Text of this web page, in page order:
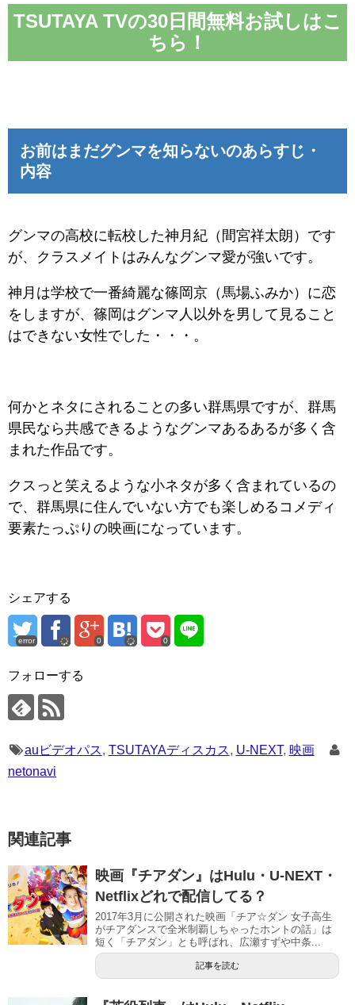
TSUTAYA TVの30日間無料お試しはこ
ちら！
お前はまだグンマを知らないのあらすじ・
内容
グンマの高校に転校した神月紀（間宮祥太朗）です
が、クラスメイトはみんなグンマ愛が強いです。
神月は学校で一番綺麗な篠岡京（馬場ふみか）に恋
をしますが、篠岡はグンマ人以外を男して見ること
はできない女性でした・・・。
何かとネタにされることの多い群馬県ですが、群馬
県民なら共感できるようなグンマあるあるが多く含
まれた作品です。
クスっと笑えるような小ネタが多く含まれているの
で、群馬県に住んでいない方でも楽しめるコメディ
要素たっぷりの映画になっています。
シェアする
error 0 0
フォローする
auビデオパス, TSUTAYAディスカス, U-NEXT, 映画
netonavi
関連記事
映画『チアダン』はHulu・U-NEXT・
Netflixどれで配信してる？
2017年3月に公開された映画「チア☆ダン 女子高生
がチアダンスで全米制覇しちゃったホントの話」は
短く「チアダン」とも呼ばれ、広瀬すずや中条...
記事を読む